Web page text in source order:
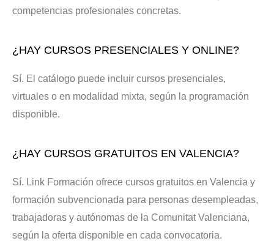
competencias profesionales concretas.
¿HAY CURSOS PRESENCIALES Y ONLINE?
Sí. El catálogo puede incluir cursos presenciales,
virtuales o en modalidad mixta, según la programación
disponible.
¿HAY CURSOS GRATUITOS EN VALENCIA?
Sí. Link Formación ofrece cursos gratuitos en Valencia y
formación subvencionada para personas desempleadas,
trabajadoras y autónomas de la Comunitat Valenciana,
según la oferta disponible en cada convocatoria.